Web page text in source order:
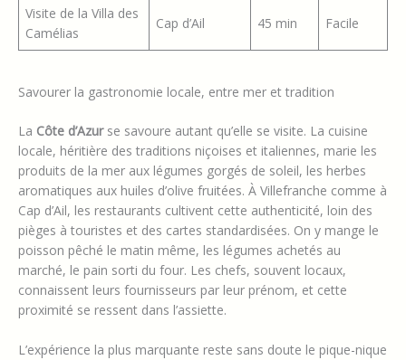
Visite de la Villa des
Camélias
Cap d’Ail 45 min Facile
Savourer la gastronomie locale, entre mer et tradition
La Côte d’Azurse savoure autant qu’elle se visite. La cuisine
locale, héritière des traditions niçoises et italiennes, marie les
produits de la mer aux légumes gorgés de soleil, les herbes
aromatiques aux huiles d’olive fruitées. À Villefranche comme à
Cap d’Ail, les restaurants cultivent cette authenticité, loin des
pièges à touristes et des cartes standardisées. On y mange le
poisson pêché le matin même, les légumes achetés au
marché, le pain sorti du four. Les chefs, souvent locaux,
connaissent leurs fournisseurs par leur prénom, et cette
proximité se ressent dans l’assiette.
L’expérience la plus marquante reste sans doute le pique-nique